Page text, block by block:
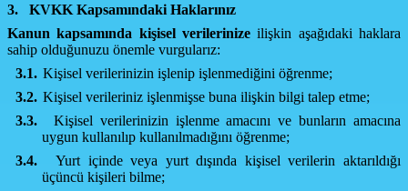
3.
KVKK Kapsamındaki Haklarınız
Kanun kapsamında kişisel verilerinizeilişkin aşağıdaki haklara
sahip olduğunuzu önemle vurgularız:
3.1. Kişisel verilerinizin işlenip işlenmediğini öğrenme;
3.2. Kişisel verileriniz işlenmişse buna ilişkin bilgi talep etme;
3.3.
Kişisel verilerinizin işlenme amacını ve bunların amacına
uygun kullanılıp kullanılmadığını öğrenme;
3.4.
Yurt içinde veya yurt dışında kişisel verilerin aktarıldığı
üçüncü kişileri bilme;